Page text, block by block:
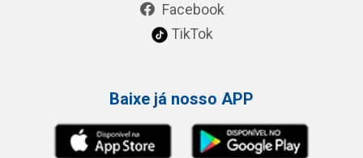
Facebook
TikTok
Baixe já nosso APP